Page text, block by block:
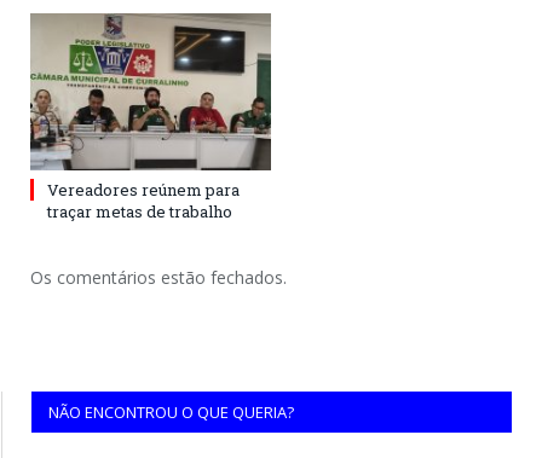
Vereadores reúnem para
traçar metas de trabalho
Os comentários estão fechados.
NÃO ENCONTROU O QUE QUERIA?